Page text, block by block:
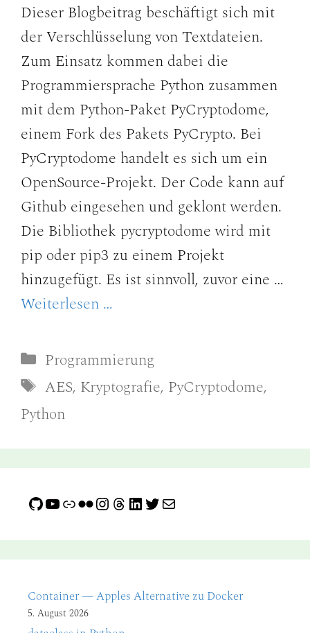
Dieser Blogbeitrag beschäftigt sich mit
der Verschlüsselung von Textdateien.
Zum Einsatz kommen dabei die
Programmiersprache Python zusammen
mit dem Python-Paket PyCryptodome,
einem Fork des Pakets PyCrypto. Bei
PyCryptodome handelt es sich um ein
OpenSource-Projekt. Der Code kann auf
Github eingesehen und geklont werden.
Die Bibliothek pycryptodome wird mit
pip oder pip3 zu einem Projekt
hinzugefügt. Es ist sinnvoll, zuvor eine …
Weiterlesen …
Kategorien
Programmierung
Schlagwörter
AES, Kryptografie, PyCryptodome,
Python
GitHub
YouTube
LinkFlickr
Instagram
Threads
LinkedIn
Twitter
E-Mail
Container — Apples Alternative zu Docker
5. August 2026